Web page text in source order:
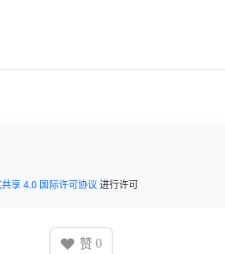
享 4.0 国际许可协议 进行许可
赞 0